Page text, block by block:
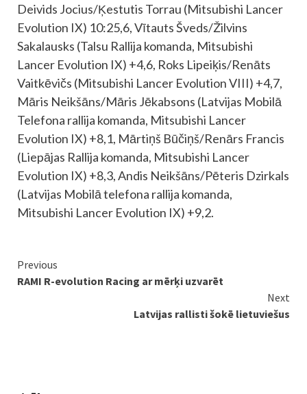
Deivids Jocius/Ķestutis Torrau (Mitsubishi Lancer
Evolution IX) 10:25,6, Vītauts Šveds/Žilvins
Sakalausks (Talsu Rallija komanda, Mitsubishi
Lancer Evolution IX) +4,6, Roks Lipeiķis/Renāts
Vaitkēvičs (Mitsubishi Lancer Evolution VIII) +4,7,
Māris Neikšāns/Māris Jēkabsons (Latvijas Mobilā
Telefona rallija komanda, Mitsubishi Lancer
Evolution IX) +8,1, Mārtiņš Būčiņš/Renārs Francis
(Liepājas Rallija komanda, Mitsubishi Lancer
Evolution IX) +8,3, Andis Neikšāns/Pēteris Dzirkals
(Latvijas Mobilā telefona rallija komanda,
Mitsubishi Lancer Evolution IX) +9,2.
Continue
Reading
Previous
RAMI R-evolution Racing ar mērķi uzvarēt
Next
Latvijas rallisti šokē lietuviešus